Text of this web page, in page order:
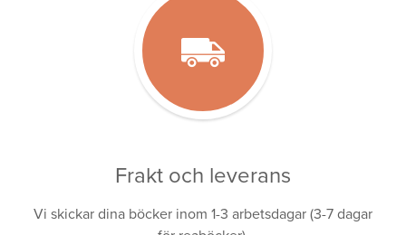
Frakt och leverans
Vi skickar dina böcker inom 1-3 arbetsdagar (3-7 dagar